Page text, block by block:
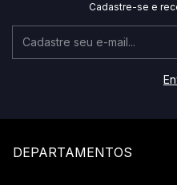
Cadastre-se e
DEPARTAMENTOS